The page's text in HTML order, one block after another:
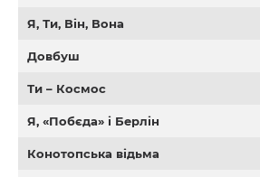
Я, Ти, Він, Вона
Довбуш
Ти – Космос
Я, «Побєда» і Берлін
Конотопська відьма